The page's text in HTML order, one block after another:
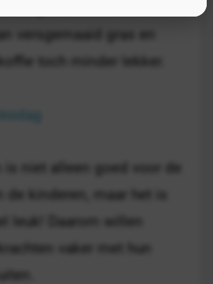
toch minder lekker.
is niet alleen goed voor de
de kinderen, maar het is
leuk! Daarom willen
vaker met hun